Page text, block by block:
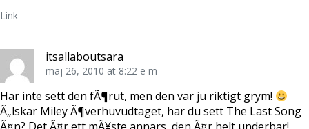
Link
itsallaboutsara
maj 26, 2010 at 8:22 e m
Har inte sett den fÃ¶rut, men den var ju riktigt grym!
Ã„lskar Miley Ã¶verhuvudtaget, har du sett The Last Song